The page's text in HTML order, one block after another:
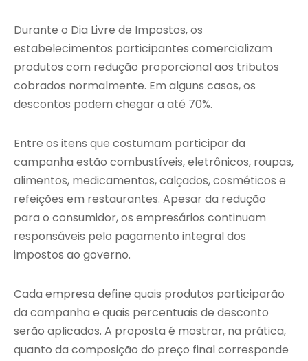
Durante o Dia Livre de Impostos, os
estabelecimentos participantes comercializam
produtos com redução proporcional aos tributos
cobrados normalmente. Em alguns casos, os
descontos podem chegar a até 70%.
Entre os itens que costumam participar da
campanha estão combustíveis, eletrônicos, roupas,
alimentos, medicamentos, calçados, cosméticos e
refeições em restaurantes. Apesar da redução
para o consumidor, os empresários continuam
responsáveis pelo pagamento integral dos
impostos ao governo.
Cada empresa define quais produtos participarão
da campanha e quais percentuais de desconto
serão aplicados. A proposta é mostrar, na prática,
quanto da composição do preço final corresponde